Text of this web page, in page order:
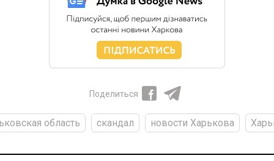
Поделиться
область скандал новости Харькова